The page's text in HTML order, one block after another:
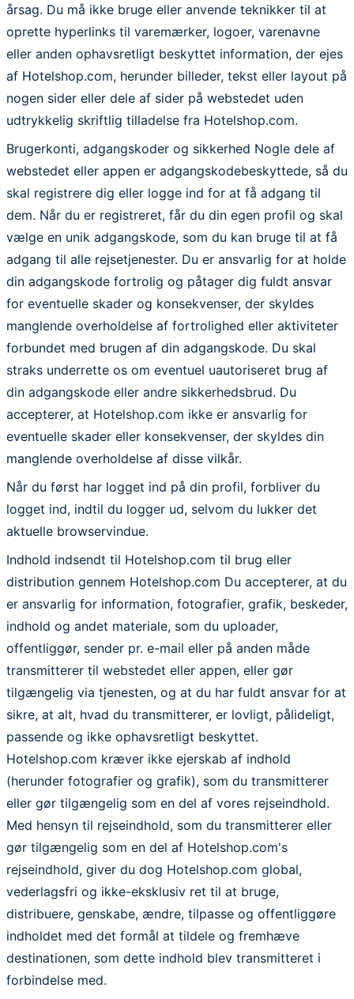
årsag. Du må ikke bruge eller anvende teknikker til at
oprette hyperlinks til varemærker, logoer, varenavne
eller anden ophavsretligt beskyttet information, der ejes
af Hotelshop.com, herunder billeder, tekst eller layout på
nogen sider eller dele af sider på webstedet uden
udtrykkelig skriftlig tilladelse fra Hotelshop.com.
Brugerkonti, adgangskoder og sikkerhed Nogle dele af
webstedet eller appen er adgangskodebeskyttede, så du
skal registrere dig eller logge ind for at få adgang til
dem. Når du er registreret, får du din egen profil og skal
vælge en unik adgangskode, som du kan bruge til at få
adgang til alle rejsetjenester. Du er ansvarlig for at holde
din adgangskode fortrolig og påtager dig fuldt ansvar
for eventuelle skader og konsekvenser, der skyldes
manglende overholdelse af fortrolighed eller aktiviteter
forbundet med brugen af din adgangskode. Du skal
straks underrette os om eventuel uautoriseret brug af
din adgangskode eller andre sikkerhedsbrud. Du
accepterer, at Hotelshop.com ikke er ansvarlig for
eventuelle skader eller konsekvenser, der skyldes din
manglende overholdelse af disse vilkår.
Når du først har logget ind på din profil, forbliver du
logget ind, indtil du logger ud, selvom du lukker det
aktuelle browservindue.
Indhold indsendt til Hotelshop.com til brug eller
distribution gennem Hotelshop.com Du accepterer, at du
er ansvarlig for information, fotografier, grafik, beskeder,
indhold og andet materiale, som du uploader,
offentliggør, sender pr. e-mail eller på anden måde
transmitterer til webstedet eller appen, eller gør
tilgængelig via tjenesten, og at du har fuldt ansvar for at
sikre, at alt, hvad du transmitterer, er lovligt, pålideligt,
passende og ikke ophavsretligt beskyttet.
Hotelshop.com kræver ikke ejerskab af indhold
(herunder fotografier og grafik), som du transmitterer
eller gør tilgængelig som en del af vores rejseindhold.
Med hensyn til rejseindhold, som du transmitterer eller
gør tilgængelig som en del af Hotelshop.com's
rejseindhold, giver du dog Hotelshop.com global,
vederlagsfri og ikke-eksklusiv ret til at bruge,
distribuere, genskabe, ændre, tilpasse og offentliggøre
indholdet med det formål at tildele og fremhæve
destinationen, som dette indhold blev transmitteret i
forbindelse med.